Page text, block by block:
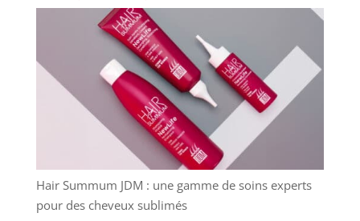
Hair Summum JDM : une gamme de soins experts
pour des cheveux sublimés